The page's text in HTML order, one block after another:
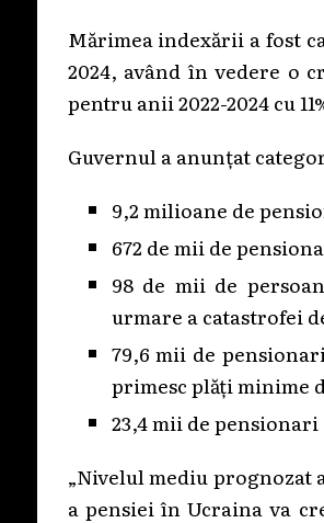
Mărimea indexării a fost
2024, având în vedere o
pentru anii 2022-2024 cu
Guvernul a anunțat
9,2 milioane de
672 de mii de
98 de mii de
urmare a catastrofei
79,6 mii de
primesc plăți minime
23,4 mii de
„Nivelul mediu prognozat
a pensiei în Ucraina va